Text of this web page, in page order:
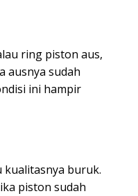
ring piston aus,
ausnya sudah
ini hampir
kualitasnya buruk.
piston sudah